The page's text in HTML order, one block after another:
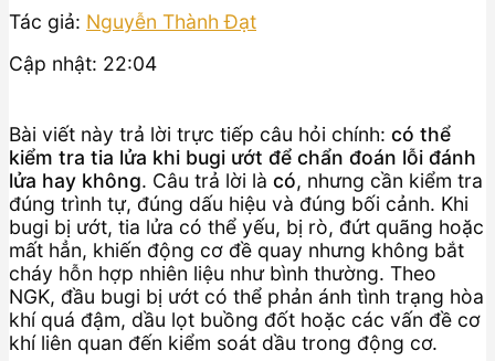
Tác giả: Nguyễn Thành Đạt
Cập nhật: 22:04
Bài viết này trả lời trực tiếp câu hỏi chính: có thể
kiểm tra tia lửa khi bugi ướt để chẩn đoán lỗi đánh
lửa hay không. Câu trả lời là có, nhưng cần kiểm tra
đúng trình tự, đúng dấu hiệu và đúng bối cảnh. Khi
bugi bị ướt, tia lửa có thể yếu, bị rò, đứt quãng hoặc
mất hẳn, khiến động cơ đề quay nhưng không bắt
cháy hỗn hợp nhiên liệu như bình thường. Theo
NGK, đầu bugi bị ướt có thể phản ánh tình trạng hòa
khí quá đậm, dầu lọt buồng đốt hoặc các vấn đề cơ
khí liên quan đến kiểm soát dầu trong động cơ.